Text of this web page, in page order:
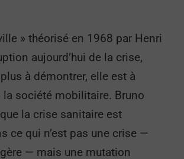
» théorisé en 1968 par Henri
aujourd’hui de la crise,
plus à démontrer, elle est à
la société mobilitaire. Bruno
la crise sanitaire est
ce qui n’est pas une crise —
— mais une mutation